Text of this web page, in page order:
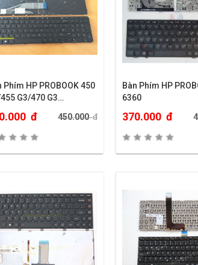
Phím HP PROBOOK 450
G3/470 G3…
đ 450.000đ
Bàn Phím HP
6360
370.000 đ